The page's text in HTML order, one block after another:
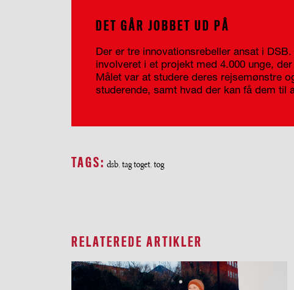
DET GÅR JOBBET UD PÅ
Der er tre innovationsrebeller ansat i
involveret i et projekt med 4.000 unge,
Målet var at studere deres rejsemønstre
studerende, samt hvad der kan få dem
TAGS: dsb,tag toget,tog
RELATEREDE ARTIKLER